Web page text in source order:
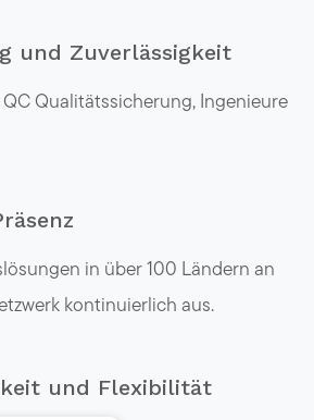
und Zuverlässigkeit
Qualitätssicherung, Ingenieure
in über 100 Ländern an
kontinuierlich aus.
und Flexibilität